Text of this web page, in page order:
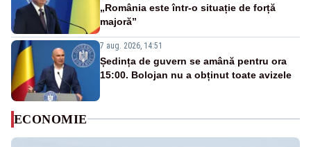
„România este într-o situație de forță
majoră”
7 aug. 2026, 14:51
Ședința de guvern se amână pentru ora
15:00. Bolojan nu a obținut toate avizele
ECONOMIE